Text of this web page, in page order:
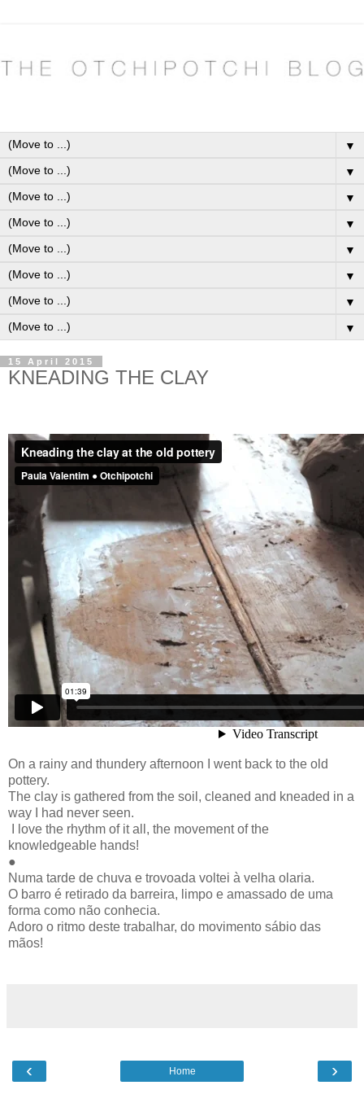
▼
▼
▼
▼
▼
▼
▼
▼
15 April 2015
KNEADING THE CLAY
On a rainy and thundery afternoon I went back to the old
pottery.
The clay is gathered from the soil, cleaned and kneaded in a
way I had never seen.
I love the rhythm of it all, the movement of the
knowledgeable hands!
●
Numa tarde de chuva e trovoada voltei à velha olaria.
O barro é retirado da barreira, limpo e amassado de uma
forma como não conhecia.
Adoro o ritmo deste trabalhar, do movimento sábio das
mãos!
‹ ›
Home